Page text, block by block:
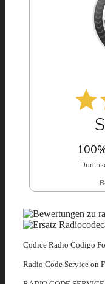
Codice Radio Codigo
Radio Code Service on